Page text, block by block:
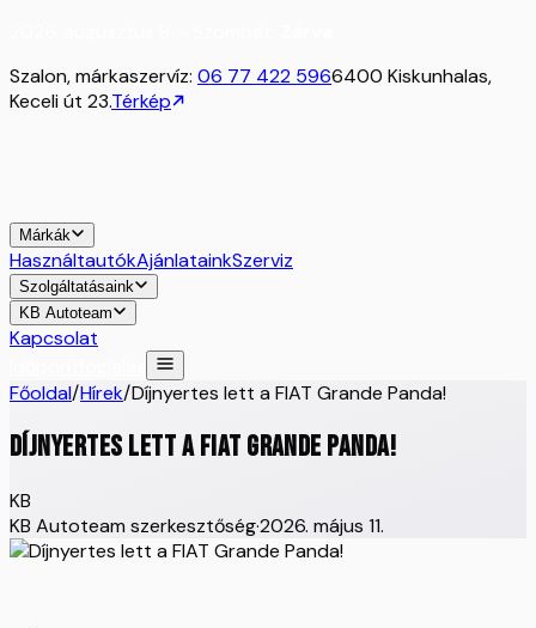
Szalon, márkaszervíz: 06 77 422 5966400 Kiskunhalas,
Keceli út 23.Térkép
Márkák
HasználtautókAjánlatainkSzerviz
Szolgáltatásaink
KB Autoteam
Kapcsolat
Főoldal/Hírek/Díjnyertes lett a FIAT Grande Panda!
Díjnyertes lett a FIAT Grande Panda!
KB
KB Autoteam szerkesztőség·2026. május 11.